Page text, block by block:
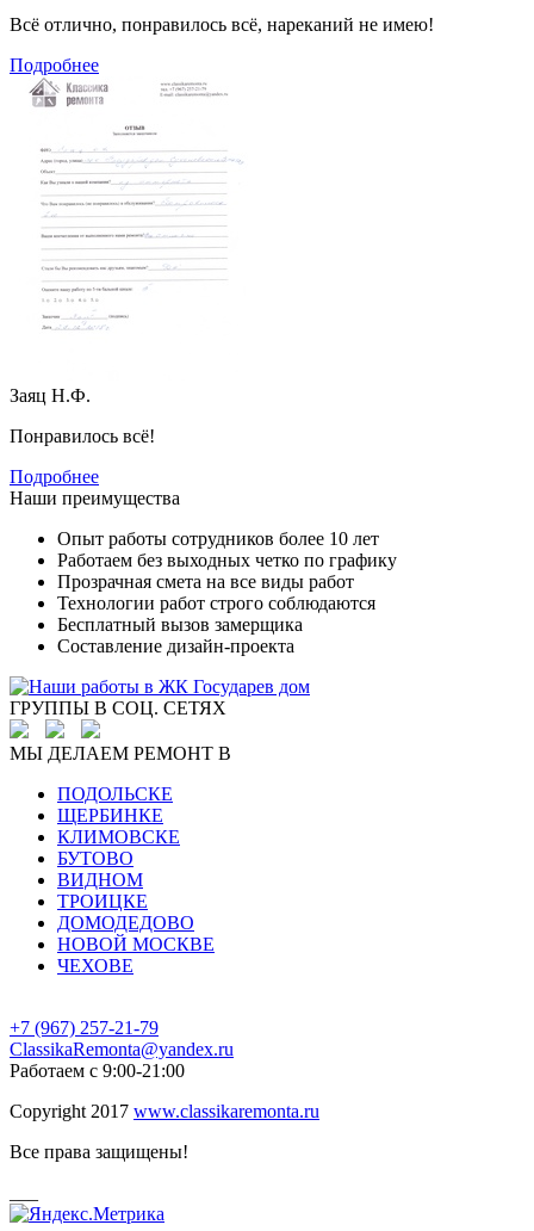
Всё отлично, понравилось всё, нареканий не имею!
Подробнее
Заяц Н.Ф.
Понравилось всё!
Подробнее
Наши преимущества
Опыт работы сотрудников более 10 лет
Работаем без выходных четко по графику
Прозрачная смета на все виды работ
Технологии работ строго соблюдаются
Бесплатный вызов замерщика
Составление дизайн-проекта
ГРУППЫ В СОЦ. СЕТЯХ
МЫ ДЕЛАЕМ РЕМОНТ В
ПОДОЛЬСКЕ
ЩЕРБИНКЕ
КЛИМОВСКЕ
БУТОВО
ВИДНОМ
ТРОИЦКЕ
ДОМОДЕДОВО
НОВОЙ МОСКВЕ
ЧЕХОВЕ
+7 (967) 257-21-79
ClassikaRemonta@yandex.ru
Работаем с 9:00-21:00
Copyright 2017 www.classikaremonta.ru
Все права защищены!